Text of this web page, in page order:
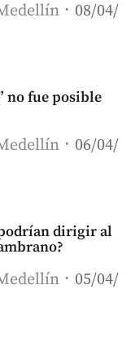
08/04/
no fue posible
06/04/
dirigir al
05/04/